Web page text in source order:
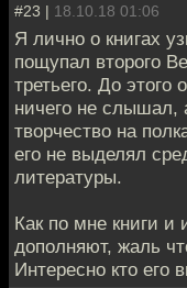
#23 | 18.10.18 01:06
Я лично о книгах
пощупал второго
третьего. До
ничего не слышал,
творчество на
его не выделял
литературы.
Как по мне книги и
дополняют, жаль
Интересно кто его